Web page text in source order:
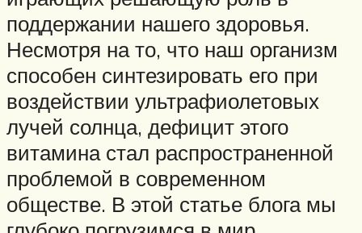
поддержании нашего здоровья.
Несмотря на то, что наш организм
способен синтезировать его при
воздействии ультрафиолетовых
лучей солнца, дефицит этого
витамина стал распространенной
проблемой в современном
обществе. В этой статье блога мы